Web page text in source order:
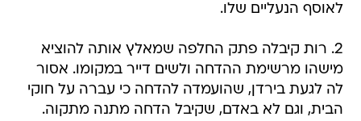
לאוסף הנעליים שלו.
2. רות קיבלה פתק החלפה שמאלץ אותה להוציא
מישהו מרשימת ההדחה ולשים דייר במקומו. אסור
לה לגעת בירדן, שהועמדה להדחה כי עברה על חוקי
הבית, וגם לא באדם, שקיבל הדחה מתנה מתקוה.